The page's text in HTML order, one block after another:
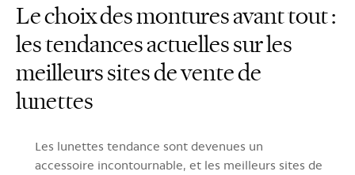
Le choix des montures avant tout :
les tendances actuelles sur les
meilleurs sites de vente de
lunettes
Les lunettes tendance sont devenues un
accessoire incontournable, et les meilleurs sites de